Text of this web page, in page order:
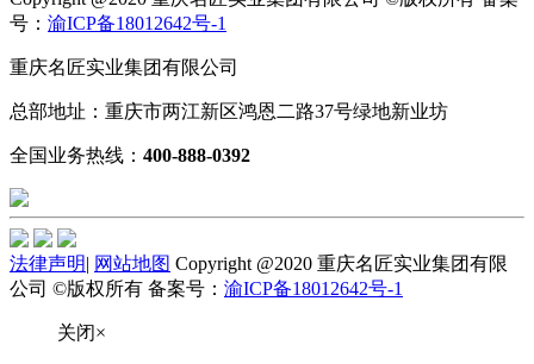
号： 渝ICP备18012642号-1
重庆名匠实业集团有限公司
总部地址：重庆市两江新区鸿恩二路37号绿地新业坊
全国业务热线： 400-888-0392
法律声明| 网站地图 Copyright @2020 重庆名匠实业集团有限
公司 ©版权所有 备案号： 渝ICP备18012642号-1
关闭×